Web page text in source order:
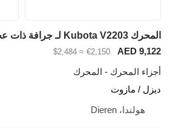
المحرك Kubota V2203 لـ جرافة ذات عجلات Kubota R 510
AED 9,122
€2,150
≈ $2,484
أجزاء المحرك - المحرك
ديزل / مازوت
هولندا، Dieren